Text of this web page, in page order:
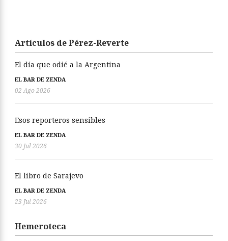
Artículos de Pérez-Reverte
El día que odié a la Argentina
EL BAR DE ZENDA
02 Ago 2026
Esos reporteros sensibles
EL BAR DE ZENDA
30 Jul 2026
El libro de Sarajevo
EL BAR DE ZENDA
23 Jul 2026
Hemeroteca